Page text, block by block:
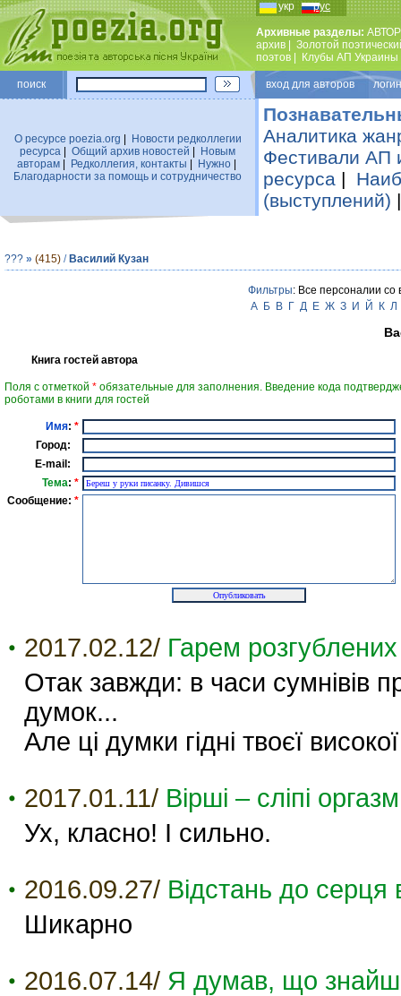
укр рус
Архивные разделы:
архив
Золотой
поэтов
Клубы АП Украины
поиск вход для авторов
О ресурсе poezia.org
Новости редколлегии
ресурса
Общий архив новостей
Новым
авторам| Редколлегия, контакты Нужно|
Благодарности за помощь и сотрудничество
Аналитика
Фестивали АП
ресурса |
(выступлений)
??? » (415) / Василий Кузан
Фильтры: Все персоналии со
А
Б В Г Д Е Ж З И Й К Л
Книга гостей автора
Поля с отметкой * обязательные для заполнения. Введение кода
роботами в книги для гостей
Имя: *
Город:
E-mail:
Тема: *
Сообщение: *
2017.02.12/ Гарем
Отак завжди: в часи сумнівів
думок...
Але ці думки гідні твоєї
2017.01.11/ Вірші – сліпі
Ух, класно! І сильно.
2016.09.27/ Відстань до серця
Шикарно
2016.07.14/ Я думав, що